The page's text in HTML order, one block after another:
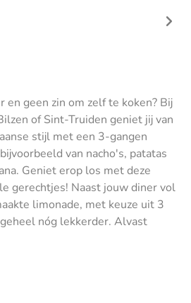
en geen zin om zelf te koken? Bij
of Sint-Truiden geniet jij van
stijl met een 3-gangen
van nacho's, patatas
Geniet erop los met deze
gerechtjes! Naast jouw diner vol
limonade, met keuze uit 3
nóg lekkerder. Alvast